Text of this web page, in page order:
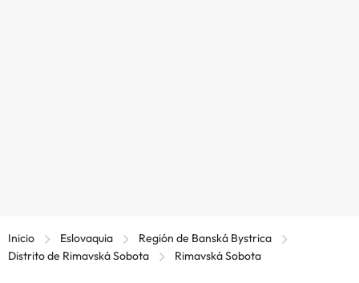
Inicio Eslovaquia
Región de Banská Bystrica
Distrito de Rimavská Sobota
Rimavská Sobota